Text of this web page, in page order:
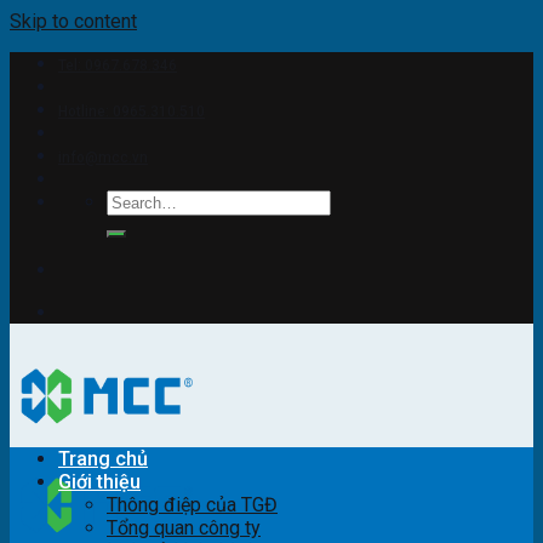
Skip to content
Trang chủ
Giới thiệu
Thông điệp của TGĐ
Tổng quan công ty